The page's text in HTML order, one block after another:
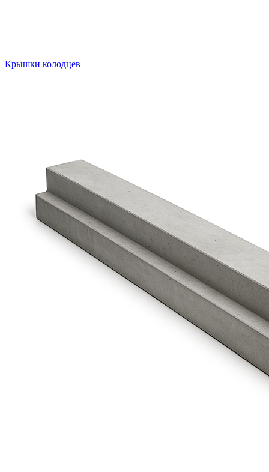
Крышки колодцев